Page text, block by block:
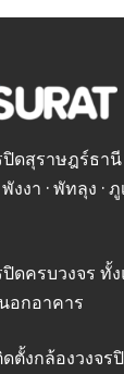
ดสุราษฎร์ธานี
งา · พัทลุง · ภู
ดครบวงจร ทั้
อกอาคาร
ตั้งกล้องวงจร